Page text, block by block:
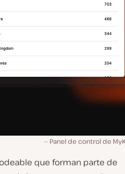
Panel de control de
que forman parte de